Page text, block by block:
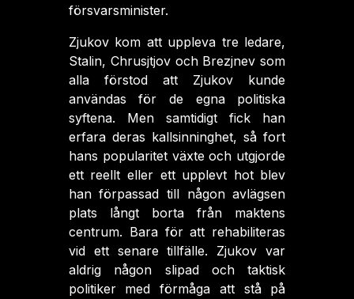
försvarsminister.
Zjukov kom att uppleva tre ledare,
Stalin, Chrusjtjov och Brezjnev som
alla förstod att Zjukov kunde
användas för de egna politiska
syftena. Men samtidigt fick han
erfara deras kallsinninghet, så fort
hans popularitet växte och utgjorde
ett reellt eller ett upplevt hot blev
han förpassad till någon avlägsen
plats långt borta från maktens
centrum. Bara för att rehabiliteras
vid ett senare tillfälle. Zjukov var
aldrig någon slipad och taktisk
politiker med förmåga att stå på